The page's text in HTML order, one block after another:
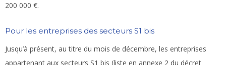
200 000 €.
Pour les entreprises des secteurs S1 bis
Jusqu’à présent, au titre du mois de décembre, les entreprises
appartenant aux secteurs S1 bis (liste en annexe 2 du décret